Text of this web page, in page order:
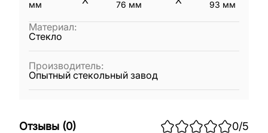
мм
76 мм
93 мм
Материал:
Стекло
Производитель:
Опытный стекольный завод
Отзывы (0) 0/5